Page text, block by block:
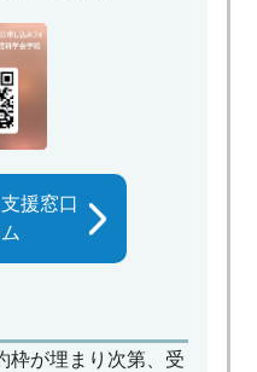
援窓口
枠が埋まり次第、受